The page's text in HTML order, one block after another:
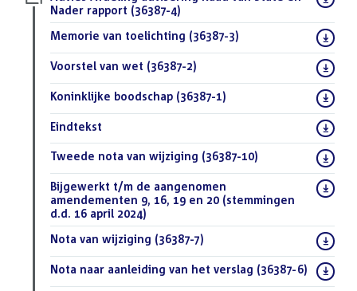
bestand:
Nader rapport (36387-4)
Download
bestand:
Memorie van toelichting (36387-3)
Download
Voorstel van wet (36387-2)
Download
Koninklijke boodschap (36387-1)
Download
bestand:
Eindtekst
Download
bestand:
Tweede nota van wijziging (36387-10)
Download
bestand:
Bijgewerkt t/m de aangenomen
amendementen 9, 16, 19 en 20 (stemmingen
d.d. 16 april 2024)
Download
Nota van wijziging (36387-7)
Download
Nota naar aanleiding van het verslag (36387-6) (PDF)